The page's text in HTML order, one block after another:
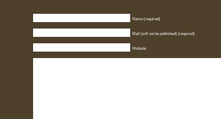
Name (required)
Mail (will not be published) (required)
Website